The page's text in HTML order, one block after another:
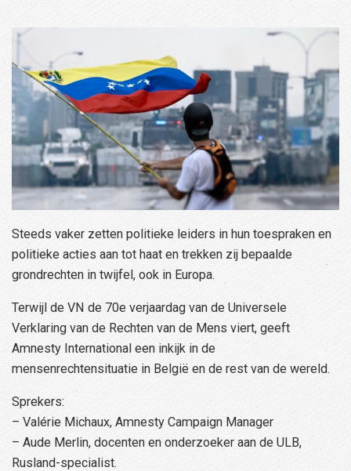
Steeds vaker zetten politieke leiders in hun toespraken en
politieke acties aan tot haat en trekken zij bepaalde
grondrechten in twijfel, ook in Europa.
Terwijl de VN de 70e verjaardag van de Universele
Verklaring van de Rechten van de Mens viert, geeft
Amnesty International een inkijk in de
mensenrechtensituatie in België en de rest van de wereld.
Sprekers:
– Valérie Michaux, Amnesty Campaign Manager
– Aude Merlin, docenten en onderzoeker aan de ULB,
Rusland-specialist.